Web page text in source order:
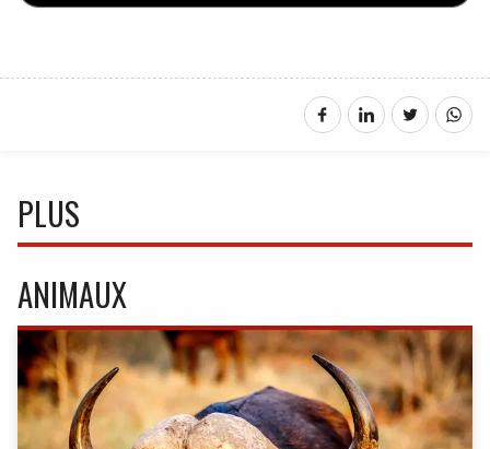
PLUS
ANIMAUX